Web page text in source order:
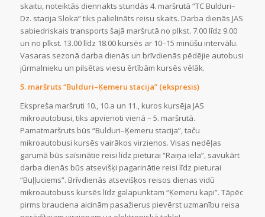
skaitu, noteiktās diennakts stundās 4. maršrutā “TC Bulduri–
Dz. stacija Sloka” tiks palielināts reisu skaits. Darba dienās JAS
sabiedriskais transports šajā maršrutā no plkst. 7.00 līdz 9.00
un no plkst. 13.00 līdz 18.00 kursēs ar 10–15 minūšu intervālu.
Vasaras sezonā darba dienās un brīvdienās pēdējie autobusi
jūrmalnieku un pilsētas viesu ērtībām kursēs vēlāk.
5. maršruts “Bulduri–Ķemeru stacija” (ekspresis)
Ekspreša maršruti 10., 10.a un 11., kuros kursēja JAS
mikroautobusi, tiks apvienoti vienā – 5. maršrutā.
Pamatmaršruts būs “Bulduri–Ķemeru stacija”, taču
mikroautobusi kursēs vairākos virzienos. Visas nedēļas
garumā būs saīsinātie reisi līdz pieturai “Raiņa iela”, savukārt
darba dienās būs atsevišķi pagarinātie reisi līdz pieturai
“Buļļuciems”. Brīvdienās atsevišķos reisos dienas vidū
mikroautobuss kursēs līdz galapunktam “Ķemeru kapi”. Tāpēc
pirms brauciena aicinām pasažierus pievērst uzmanību reisa